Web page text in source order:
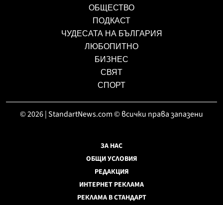
ОБЩЕСТВО
ПОДКАСТ
ЧУДЕСАТА НА БЪЛГАРИЯ
ЛЮБОПИТНО
БИЗНЕС
СВЯТ
СПОРТ
© 2026 | StandartNews.com © всички права запазени
ЗА НАС
ОБЩИ УСЛОВИЯ
РЕДАКЦИЯ
ИНТЕРНЕТ РЕКЛАМА
РЕКЛАМА В СТАНДАРТ